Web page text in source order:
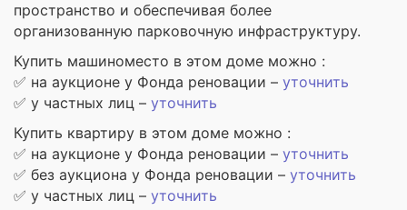
пространство и обеспечивая более
организованную парковочную инфраструктуру.
Купить машиноместо в этом доме можно :
✅ на аукционе у Фонда реновации – уточнить
✅ у частных лиц – уточнить
Купить квартиру в этом доме можно :
✅ на аукционе у Фонда реновации – уточнить
✅ без аукциона у Фонда реновации – уточнить
✅ у частных лиц – уточнить